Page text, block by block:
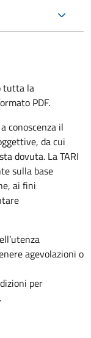
tutta la
PDF.
conoscenza il
da cui
dovuta. La TARI
sulla base
ai fini
agevolazioni o
per